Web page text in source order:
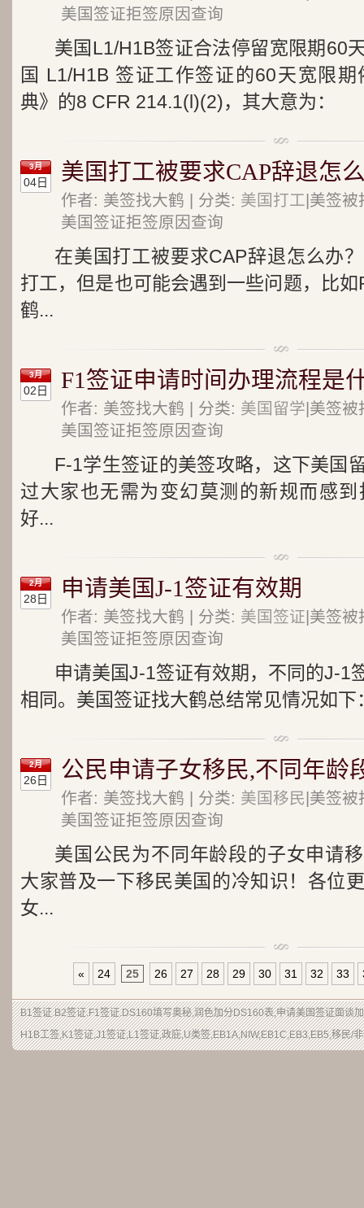
美国签证拒签原因查询
美国L1/H1B签证合法停留宽限期60
国 L1/H1B 签证工作签证的60天宽限
典》的8 CFR 214.1(l)(2)，其大意为：
3月
04日 美国打工被要求CAP辞退怎
作者: 美签找大鹤 | 分类: 美国打工 |美签
美国签证拒签原因查询
在美国打工被要求CAP辞退怎么办
打工，但是也可能会遇到一些问题，比
鹤...
3月
02日 F1签证申请时间办理流程是
作者: 美签找大鹤 | 分类: 美国留学 |美签
美国签证拒签原因查询
F-1学生签证的美签攻略，这下美国
过大家也无需为变幻莫测的新规而感
好...
2月
28日 申请美国J-1签证有效期
作者: 美签找大鹤 | 分类: 美国签证 |美签
美国签证拒签原因查询
申请美国J-1签证有效期，不同的J-1
相同。美国签证找大鹤总结常见情况如
2月
26日 公民申请子女移民,不同年龄
作者: 美签找大鹤 | 分类: 美国移民 |美签
美国签证拒签原因查询
美国公民为不同年龄段的子女申请
大家普及一下移民美国的冷知识！各位
女...
« 24 25 26 27 28 29 30 31 32 33
B1签证.B2签证.F1签证.DS160填写奥秘,润色加分DS160表,申请美国签证面谈
H1B工签,K1签证,J1签证,L1签证,政庇,U类签,EB1A,NIW,EB1C,EB3,EB5,移民/